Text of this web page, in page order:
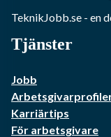
TeknikJobb.se - en
Tjänster
Jobb
Karriärtips
För arbetsgivare